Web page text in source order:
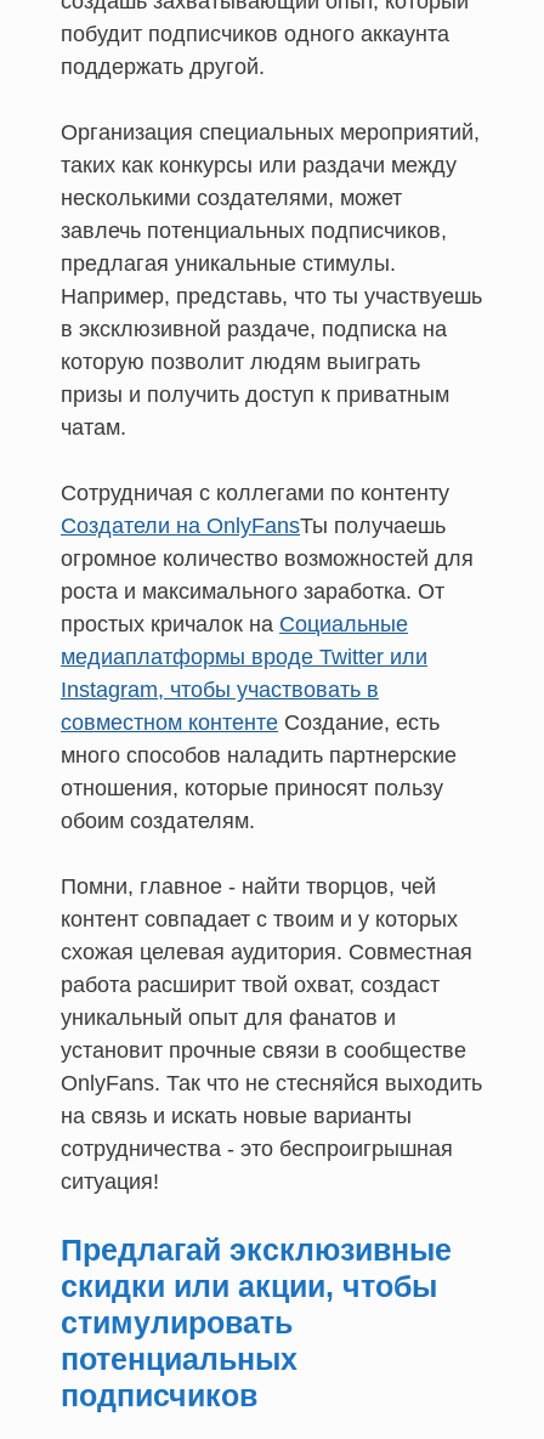
побудит подписчиков одного аккаунта
поддержать другой.
Организация специальных мероприятий,
таких как конкурсы или раздачи между
несколькими создателями, может
завлечь потенциальных подписчиков,
предлагая уникальные стимулы.
Например, представь, что ты участвуешь
в эксклюзивной раздаче, подписка на
которую позволит людям выиграть
призы и получить доступ к приватным
чатам.
Сотрудничая с коллегами по контенту
Создатели на OnlyFansТы получаешь
огромное количество возможностей для
роста и максимального заработка. От
простых кричалок на Социальные
медиаплатформы вроде Twitter или
Instagram, чтобы участвовать в
совместном контенте Создание, есть
много способов наладить партнерские
отношения, которые приносят пользу
обоим создателям.
Помни, главное - найти творцов, чей
контент совпадает с твоим и у которых
схожая целевая аудитория. Совместная
работа расширит твой охват, создаст
уникальный опыт для фанатов и
установит прочные связи в сообществе
OnlyFans. Так что не стесняйся выходить
на связь и искать новые варианты
сотрудничества - это беспроигрышная
ситуация!
Предлагай эксклюзивные
скидки или акции, чтобы
стимулировать
потенциальных
подписчиков